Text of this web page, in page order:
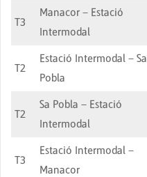
T3
Manacor – Estació
Intermodal
T2
Estació Intermodal – Sa
Pobla
T2
Sa Pobla – Estació
Intermodal
T3
Estació Intermodal –
Manacor